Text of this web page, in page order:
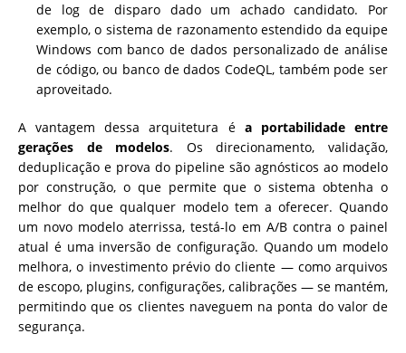
de log de disparo dado um achado candidato. Por
exemplo, o sistema de razonamento estendido da equipe
Windows com banco de dados personalizado de análise
de código, ou banco de dados CodeQL, também pode ser
aproveitado.
A vantagem dessa arquitetura é a portabilidade entre
gerações de modelos. Os direcionamento, validação,
deduplicação e prova do pipeline são agnósticos ao modelo
por construção, o que permite que o sistema obtenha o
melhor do que qualquer modelo tem a oferecer. Quando
um novo modelo aterrissa, testá-lo em A/B contra o painel
atual é uma inversão de configuração. Quando um modelo
melhora, o investimento prévio do cliente — como arquivos
de escopo, plugins, configurações, calibrações — se mantém,
permitindo que os clientes naveguem na ponta do valor de
segurança.